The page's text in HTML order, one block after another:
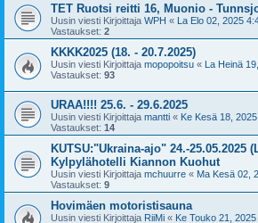
TET Ruotsi reitti 16, Muonio -
Uusin viesti Kirjoittaja WPH « La Elo 02, 2025
Vastaukset: 2
KKKK2025 (18. - 20.7.2025)
Uusin viesti Kirjoittaja mopopoitsu « La Heinä
Vastaukset: 93
URAA!!!! 25.6. - 29.6.2025
Uusin viesti Kirjoittaja mantti « Ke Kesä 18,
Vastaukset: 14
KUTSU:"Ukraina-ajo" 24.-25.05.2025
Kylpylähotelli Kiannon Kuohut
Uusin viesti Kirjoittaja mchuurre « Ma Kesä 02,
Vastaukset: 9
Hovimäen motoristisauna
Uusin viesti Kirjoittaja RiiMi « Ke Touko 21,